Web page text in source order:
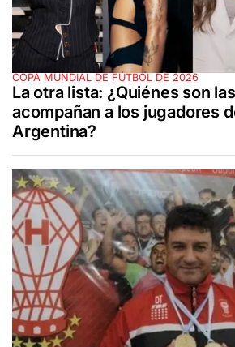
COPA MUNDIAL DE FÚTBOL DE 2026
La otra lista: ¿Quiénes son
acompañan a los jugadores
Argentina?